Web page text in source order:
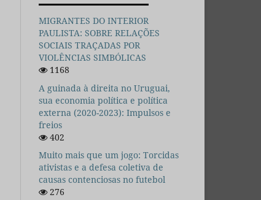
MIGRANTES DO INTERIOR
PAULISTA: SOBRE RELAÇÕES
SOCIAIS TRAÇADAS POR
VIOLÊNCIAS SIMBÓLICAS
1168
A guinada à direita no Uruguai,
sua economia política e política
externa (2020-2023): Impulsos e
freios
402
Muito mais que um jogo: Torcidas
ativistas e a defesa coletiva de
causas contenciosas no futebol
276